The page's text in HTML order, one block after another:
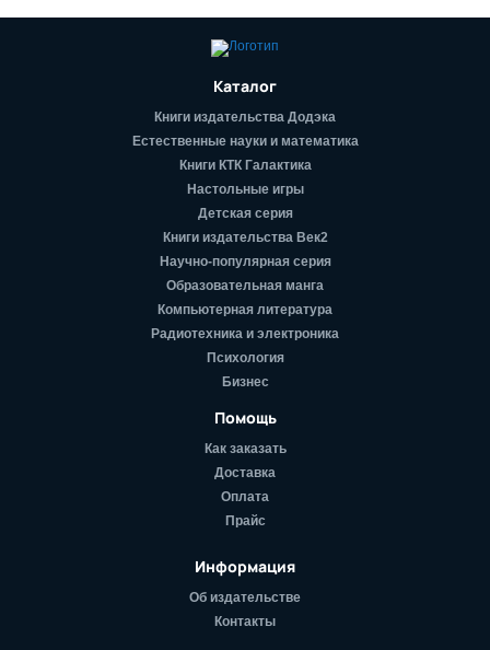
Каталог
Книги издательства Додэка
Естественные науки и математика
Книги КТК Галактика
Настольные игры
Детская серия
Книги издательства Век2
Научно-популярная серия
Образовательная манга
Компьютерная литература
Радиотехника и электроника
Психология
Бизнес
Помощь
Как заказать
Доставка
Оплата
Прайс
Информация
Об издательстве
Контакты